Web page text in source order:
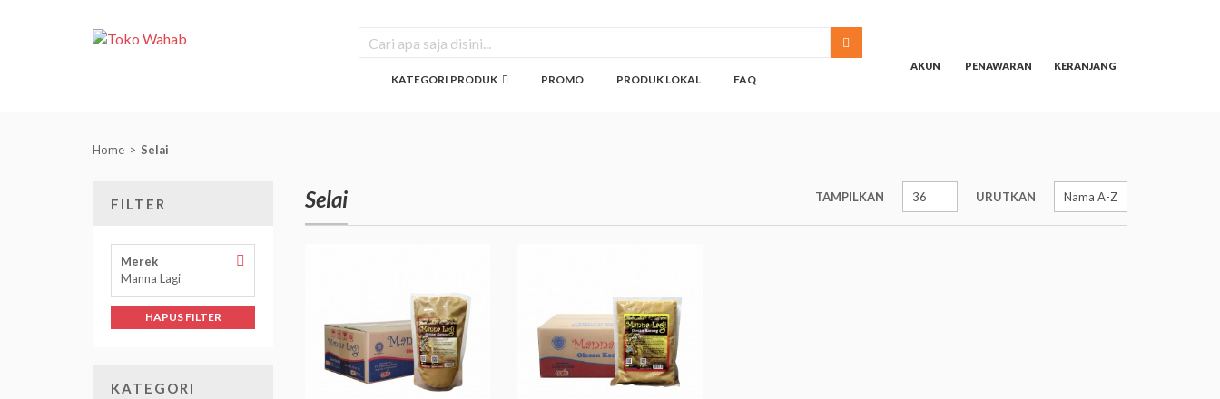
AKUN PENAWARAN KERANJANG
KATEGORI PRODUK PROMO PRODUK LOKAL FAQ
Home Selai
FILTER
Merek
Manna Lagi
HAPUS FILTER
KATEGORI
Selai TAMPILKAN URUTKAN